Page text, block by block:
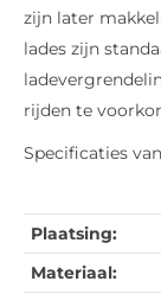
zijn later
lades zijn
rijden te
Specificaties
Plaatsing:
Materiaal: